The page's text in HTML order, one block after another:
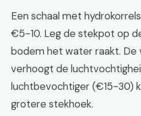
Een schaal met
€5-10. Leg de stekpot op
bodem het water raakt. De
verhoogt de
luchtbevochtiger (€15-30)
grotere stekhoek.